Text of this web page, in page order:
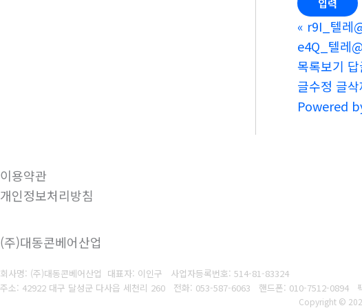
« r9I_텔레
e4Q_텔레
목록보기
글수정 글삭
Powered
이용약관
개인정보처리방침
(주)대동콘베어산업
회사명: (주)대동콘베어산업 대표자: 이인구 사업자등록번호: 514-81-83324
주소: 42922 대구 달성군 다사읍 세천리 260 전화: 053-587-6063 핸드폰: 010-7512-0894
Copyright ©